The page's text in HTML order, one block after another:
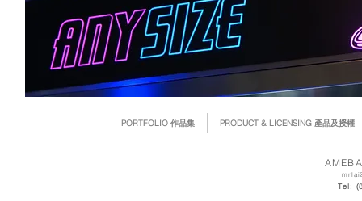
PORTFOLIO 作品集 PRODUCT & LICENSING 產品及授權
Tel: